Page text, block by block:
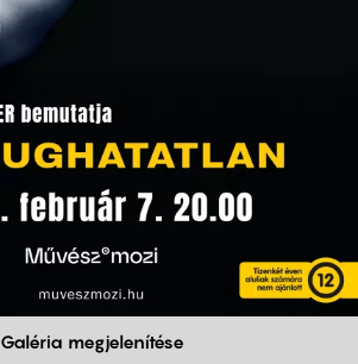
Galéria megjelenítése